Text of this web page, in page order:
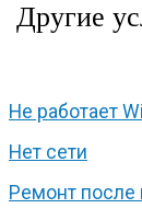
Другие
Не работает
Нет сети
Ремонт после